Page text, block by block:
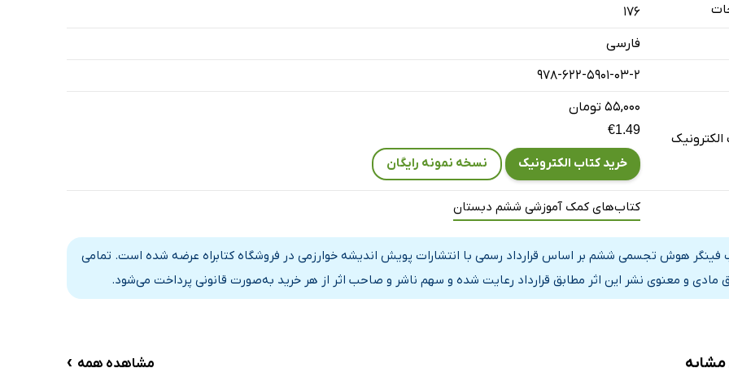
176
فارسی
978-622-5901-03-2
۵۵,۰۰۰ تومان
€1.49
خرید کتاب الکترونیک نسخه نمونه رایگان
کتاب‌های کمک آموزشی ششم دبستان
فینگر هوش تجسمی ششم بر اساس قرارداد رسمی با انتشارات پویش اندیشه خوارزمی در فروشگاه کتابراه عرضه شده است. تمامی
مادی و معنوی نشر این اثر مطابق قرارداد رعایت شده و سهم ناشر و صاحب اثر از هر خرید به‌صورت قانونی پرداخت می‌شود.
مشاهده همه ›